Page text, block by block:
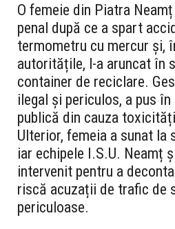
O femeie din Piatra
penal după ce a spart
termometru cu mercur și,
autoritățile, l-a aruncat în
container de reciclare.
ilegal și periculos, a pus
publică din cauza
Ulterior, femeia a sunat la
iar echipele I.S.U. Neamț
intervenit pentru a
riscă acuzații de trafic de
periculoase.